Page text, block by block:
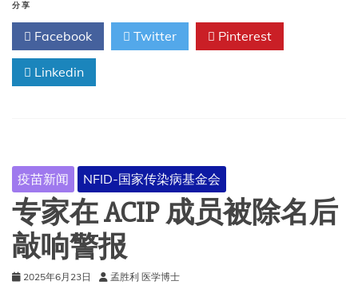
汞
投
票
的
流
分享
Facebook Twitter Pinterest
Linkedin
疫苗新闻 NFID-国家传染病基金会
专家在 ACIP 成员被除名后
敲响警报
2025年6月23日 孟胜利 医学博士